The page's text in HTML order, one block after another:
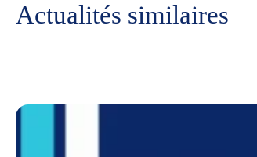
Actualités similaires